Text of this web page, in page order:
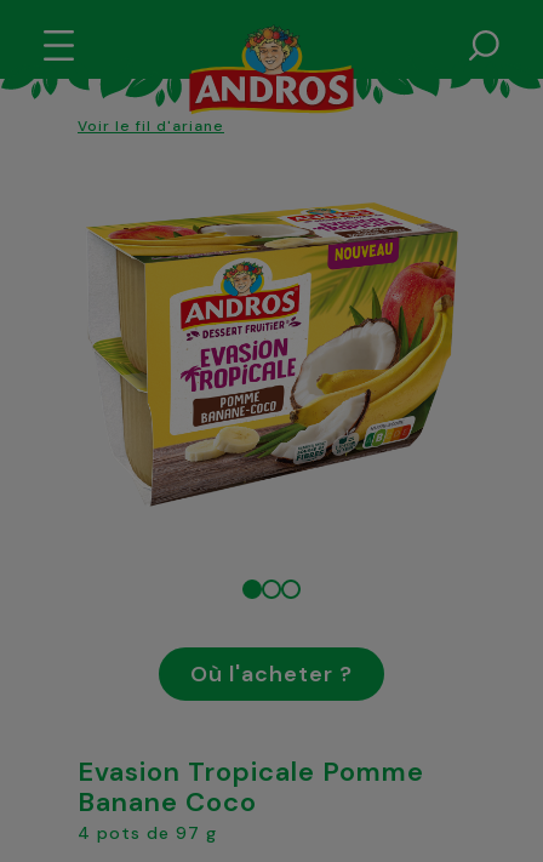
Voir le fil d'ariane
Où l'acheter ?
Evasion Tropicale Pomme
Banane Coco
4 pots de 97 g